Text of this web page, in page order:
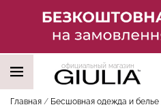
официальный магазин
Главная Бесшовная одежда и белье
НАШИ ТРЕНДОВЫЕ ТОВАРЫ